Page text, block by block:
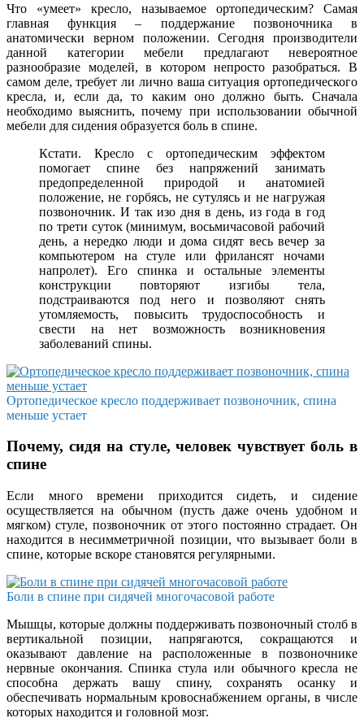
Что «умеет» кресло, называемое ортопедическим? Самая
главная функция – поддержание позвоночника в
анатомически верном положении. Сегодня производители
данной категории мебели предлагают невероятное
разнообразие моделей, в котором непросто разобраться. В
самом деле, требует ли лично ваша ситуация ортопедического
кресла, и, если да, то каким оно должно быть. Сначала
необходимо выяснить, почему при использовании обычной
мебели для сидения образуется боль в спине.
Кстати. Кресло с ортопедическим эффектом
помогает спине без напряжений занимать
предопределенной природой и анатомией
положение, не горбясь, не сутулясь и не нагружая
позвоночник. И так изо дня в день, из года в год
по трети суток (минимум, восьмичасовой рабочий
день, а нередко люди и дома сидят весь вечер за
компьютером на стуле или фрилансят ночами
напролет). Его спинка и остальные элементы
конструкции повторяют изгибы тела,
подстраиваются под него и позволяют снять
утомляемость, повысить трудоспособность и
свести на нет возможность возникновения
заболеваний спины.
Ортопедическое кресло поддерживает позвоночник, спина
меньше устает
Почему, сидя на стуле, человек чувствует боль в
спине
Если много времени приходится сидеть, и сидение
осуществляется на обычном (пусть даже очень удобном и
мягком) стуле, позвоночник от этого постоянно страдает. Он
находится в несимметричной позиции, что вызывает боли в
спине, которые вскоре становятся регулярными.
Боли в спине при сидячей многочасовой работе
Мышцы, которые должны поддерживать позвоночный столб в
вертикальной позиции, напрягаются, сокращаются и
оказывают давление на расположенные в позвоночнике
нервные окончания. Спинка стула или обычного кресла не
способна держать вашу спину, сохранять осанку и
обеспечивать нормальным кровоснабжением органы, в числе
которых находится и головной мозг.